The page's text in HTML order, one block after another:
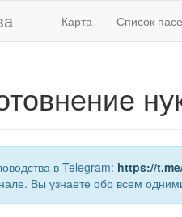
Карта Список
в Telegram: https://
Вы узнаете обо всем